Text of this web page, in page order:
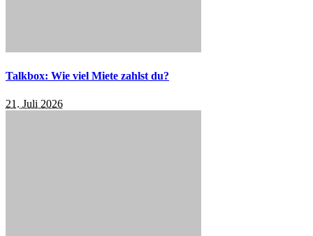
Talkbox: Wie viel Miete zahlst du?
21. Juli 2026